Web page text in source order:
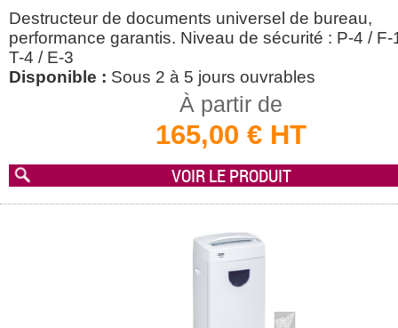
Destructeur de documents universel de bureau,
performance garantis. Niveau de sécurité : P-4 / F-
T-4 / E-3
Disponible : Sous 2 à 5 jours ouvrables
À partir de
165,00 € HT
VOIR LE PRODUIT